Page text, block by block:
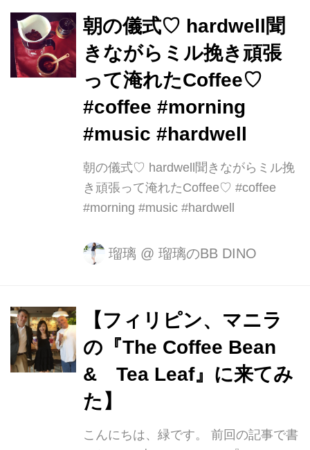
朝の儀式♡ hardwell聞
きながらミル挽き頑張
って淹れたCoffee♡
#coffee #morning
#music #hardwell
朝の儀式♡ hardwell聞きながらミル挽
き頑張って淹れたCoffee♡ #coffee
#morning #music #hardwell
瑠璃 @ 瑠璃のBB DINO
【フィリピン、マニラ
の『The Coffee Bean
& Tea Leaf』に来てみ
た】
こんにちは、緑です。 前回の記事で書